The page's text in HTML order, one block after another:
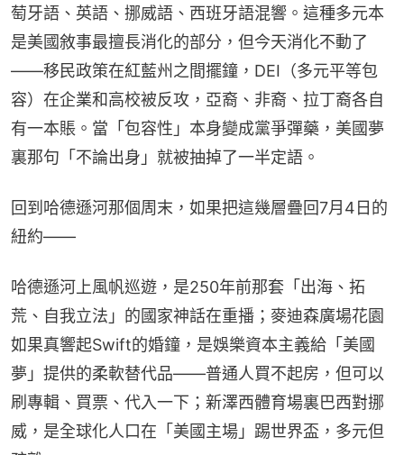
萄牙語、英語、挪威語、西班牙語混響。這種多元本
是美國敘事最擅長消化的部分，但今天消化不動了
——移民政策在紅藍州之間擺鐘，DEI（多元平等包
容）在企業和高校被反攻，亞裔、非裔、拉丁裔各自
有一本賬。當「包容性」本身變成黨爭彈藥，美國夢
裏那句「不論出身」就被抽掉了一半定語。
回到哈德遜河那個周末，如果把這幾層疊回7月4日的
紐約——
哈德遜河上風帆巡遊，是250年前那套「出海、拓
荒、自我立法」的國家神話在重播；麥迪森廣場花園
如果真響起Swift的婚鐘，是娛樂資本主義給「美國
夢」提供的柔軟替代品——普通人買不起房，但可以
刷專輯、買票、代入一下；新澤西體育場裏巴西對挪
威，是全球化人口在「美國主場」踢世界盃，多元但